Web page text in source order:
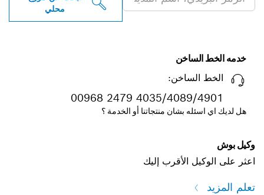
محلي
خدمه الخط الساخن
الخط الساخن:
00968 2479 4035/4089/4901
هل لديك اي اسئله بشان منتجاتنا أو الخدمة ؟
بوش
على الوكيل الأقرب إليك
المزيد